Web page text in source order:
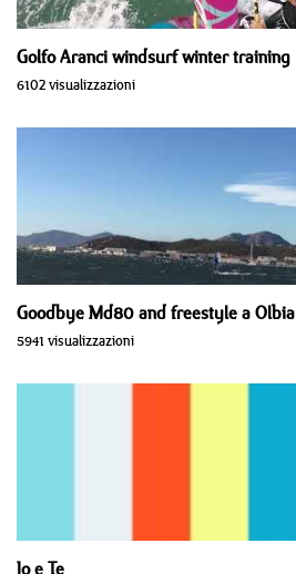
Golfo Aranci windsurf winter training
6102 visualizzazioni
Goodbye Md80 and freestyle a Olbia
5941 visualizzazioni
Io e Te